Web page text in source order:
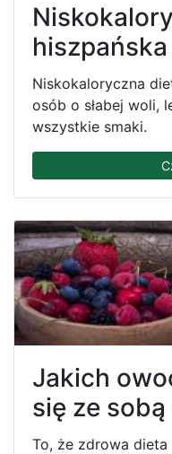
hiszpańska
Niskokaloryczna
osób o słabej woli,
wszystkie smaki.
Jakich
się ze sobą
To, że zdrowa